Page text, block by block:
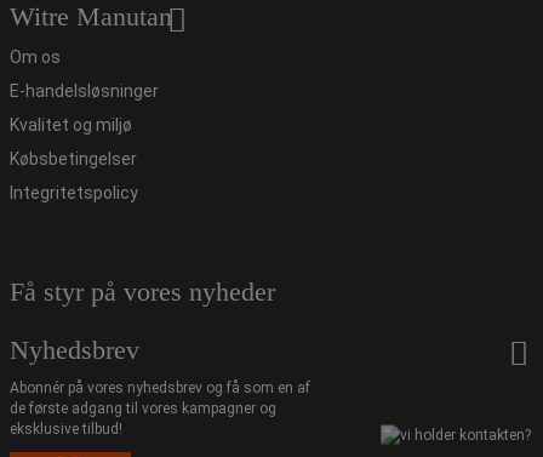
Witre Manutan
Om os
E-handelsløsninger
Kvalitet og miljø
Købsbetingelser
Integritetspolicy
Få styr på vores nyheder
Nyhedsbrev
Abonnér på vores nyhedsbrev og få som en af
de første adgang til vores kampagner og
eksklusive tilbud!